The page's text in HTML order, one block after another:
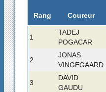
Rang Coureur
1
TADEJ
POGACAR
2
JONAS
VINGEGAARD
3
DAVID
GAUDU